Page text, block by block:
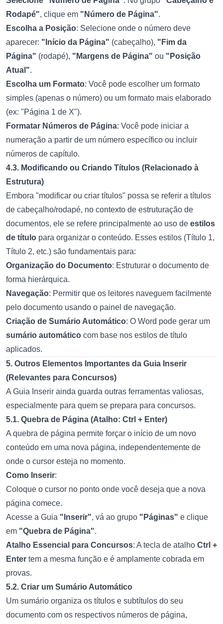
Rodapé", clique em "Número de Página".
Escolha a Posição: Selecione onde o número deve
aparecer: "Início da Página" (cabeçalho), "Fim da
Página" (rodapé), "Margens de Página" ou "Posição
Atual".
Escolha um Formato: Você pode escolher um formato
simples (apenas o número) ou um formato mais elaborado
(ex: "Página 1 de X").
Formatar Números de Página: Você pode iniciar a
numeração a partir de um número específico ou incluir
números de capítulo.
4.3. Modificando ou Criando Títulos (Relacionado à
Estrutura)
Embora "modificar ou criar títulos" possa se referir a títulos
de cabeçalho/rodapé, no contexto de estruturação de
documentos, ele se refere principalmente ao uso de estilos
de título para organizar o conteúdo. Esses estilos (Título 1,
Título 2, etc.) são fundamentais para:
Organização do Documento: Estruturar o documento de
forma hierárquica.
Navegação: Permitir que os leitores naveguem facilmente
pelo documento usando o painel de navegação.
Criação de Sumário Automático: O Word pode gerar um
sumário automático com base nos estilos de título
aplicados.
5. Outros Elementos Importantes da Guia Inserir
(Relevantes para Concursos)
A Guia Inserir ainda guarda outras ferramentas valiosas,
especialmente para quem se prepara para concursos.
5.1. Quebra de Página (Atalho: Ctrl + Enter)
A quebra de página permite forçar o início de um novo
conteúdo em uma nova página, independentemente de
onde o cursor esteja no momento.
Como Inserir:
Coloque o cursor no ponto onde você deseja que a nova
página comece.
Acesse a Guia "Inserir", vá ao grupo "Páginas" e clique
em "Quebra de Página".
Atalho Essencial para Concursos: A tecla de atalho Ctrl +
Enter tem a mesma função e é amplamente cobrada em
provas.
5.2. Criar um Sumário Automático
Um sumário organiza os títulos e subtítulos do seu
documento com os respectivos números de página,